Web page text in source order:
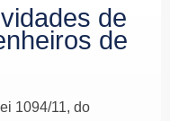
de
de
1094/11, do